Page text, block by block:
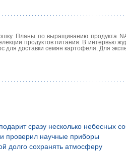
Планы по выращиванию продукта
продуктов питания. В интервью
для доставки семян картофеля. Для
сразу несколько небесных
проверил научные приборы
долго сохранять атмосферу